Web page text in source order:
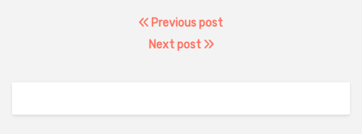
Previous post
Next post